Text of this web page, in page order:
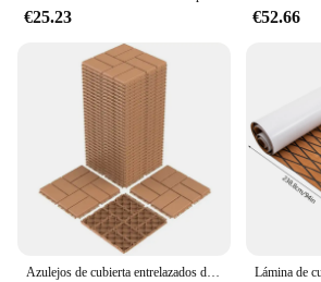
€25.23 €52.66
Azulejos de cubierta entrelazados de plástico, azulejos para uso al aire libre en todo tipo de clima, pavimientos de patio impermeables para piscina, balcón, patio trasero, color caqui